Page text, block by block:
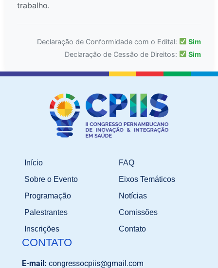
trabalho.
Declaração de Conformidade com o Edital:
Sim
Declaração de Cessão de Direitos:
Sim
Início
Sobre o Evento
Programação
Palestrantes
Inscrições
FAQ
Eixos Temáticos
Notícias
Comissões
Contato
CONTATO
E-mail: congressocpiis@gmail.com